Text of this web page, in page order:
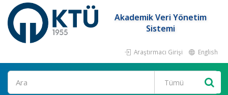
Akademik Veri Yönetim
Sistemi
Araştırmacı Girişi English
Ara